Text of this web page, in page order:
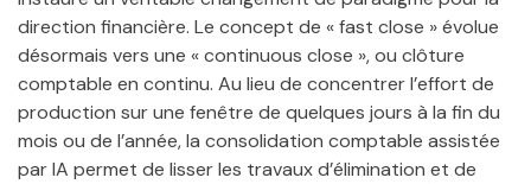
direction financière. Le concept de « fast close » évolue
désormais vers une « continuous close », ou clôture
comptable en continu. Au lieu de concentrer l’effort de
production sur une fenêtre de quelques jours à la fin du
mois ou de l’année, la consolidation comptable assistée
par IA permet de lisser les travaux d’élimination et de